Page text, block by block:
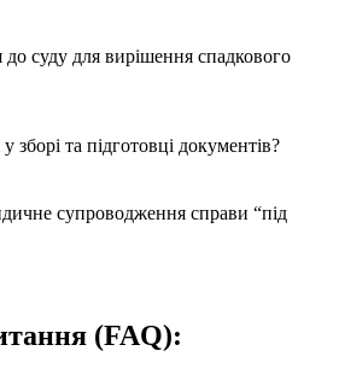
до суду для вирішення спадкового
зборі та підготовці документів?
супроводження справи “під
(FAQ):